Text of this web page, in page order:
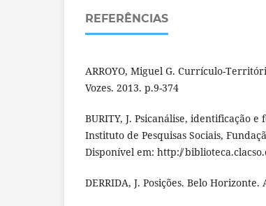
REFERÊNCIAS
ARROYO, Miguel G. Currículo-
Vozes. 2013. p.9-374
BURITY, J. Psicanálise, identificação
Instituto de Pesquisas Sociais,
Disponível em: http:/̸
DERRIDA, J. Posições. Belo